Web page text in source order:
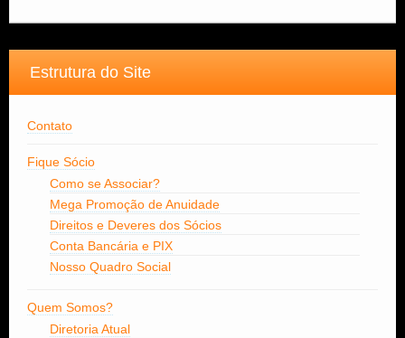
Estrutura do Site
Contato
Fique Sócio
Como se Associar?
Mega Promoção de Anuidade
Direitos e Deveres dos Sócios
Conta Bancária e PIX
Nosso Quadro Social
Quem Somos?
Diretoria Atual